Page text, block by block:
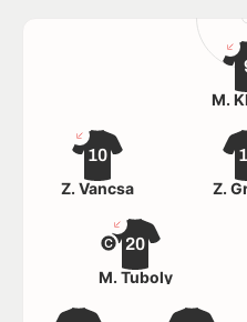
20
M. Tuboly
10
Z. Vancsa
Z.
M.